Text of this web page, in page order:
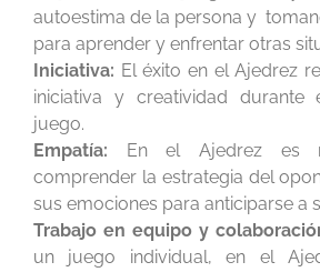
autoestima de la persona y
para aprender y enfrentar otras
Iniciativa: El éxito en el Ajedrez
iniciativa y creatividad durante
juego.
Empatía:
En el Ajedrez es
comprender la estrategia del
sus emociones para anticiparse a
Trabajo en equipo y
un juego individual, en el